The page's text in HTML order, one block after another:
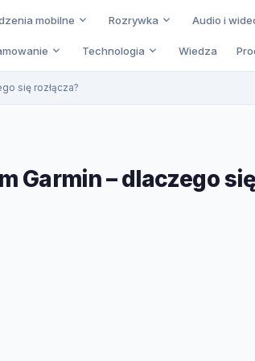
mobilne Rozrywka Audio i
Technologia Wiedza
się rozłącza?
Garmin – dlaczego się